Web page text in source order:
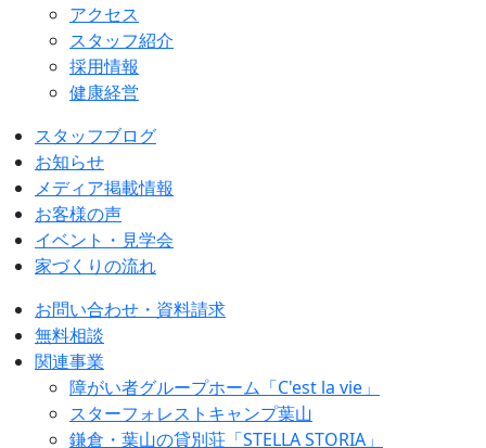
アクセス
スタッフ紹介
採用情報
健康経営
スタッフブログ
お知らせ
メディア掲載情報
お客様の声
イベント・見学会
家づくりの流れ
お問い合わせ・資料請求
無料相談
関連事業
障がい者グループホーム「C'est la vie」
スターフォレストキャンプ葉山
鎌倉・葉山の貸別荘「STELLA STORIA」